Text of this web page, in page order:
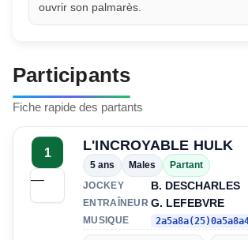
ouvrir son palmarès.
Participants
Fiche rapide des partants
1
—
L'INCROYABLE HULK
5 ans Males
Partant
JOCKEY
B. DESCHARLES
ENTRAÎNEUR G. LEFEBVRE
MUSIQUE